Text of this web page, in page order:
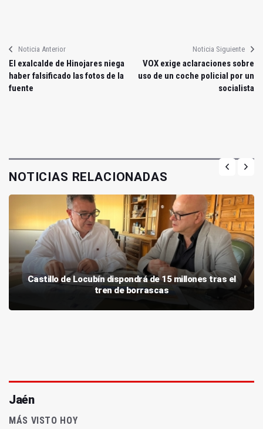
Noticia Anterior
El exalcalde de Hinojares niega
haber falsificado las fotos de la
fuente
Noticia Siguiente
VOX exige aclaraciones sobre
uso de un coche policial por un
socialista
NOTICIAS RELACIONADAS
Castillo de Locubín dispondrá de 15 millones tras el
tren de borrascas
Jaén
MÁS VISTO HOY